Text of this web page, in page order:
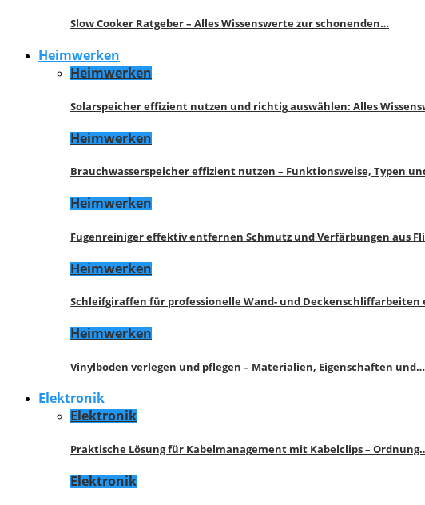
Slow Cooker Ratgeber – Alles Wissenswerte zur schonenden…
Heimwerken
Heimwerken
Solarspeicher effizient nutzen und richtig auswählen: Alles
Heimwerken
Brauchwasserspeicher effizient nutzen – Funktionsweise, Typen
Heimwerken
Fugenreiniger effektiv entfernen Schmutz und Verfärbungen aus
Heimwerken
Schleifgiraffen für professionelle Wand- und
Heimwerken
Vinylboden verlegen und pflegen – Materialien, Eigenschaften und…
Elektronik
Elektronik
Praktische Lösung für Kabelmanagement mit Kabelclips –
Elektronik